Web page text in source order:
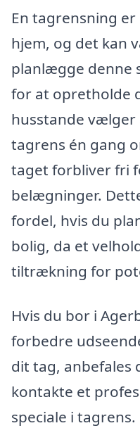
En tagrensning
hjem, og det kan
planlægge denne
for at opretholde
husstande
tagrens én gang
taget forbliver fri
belægninger.
fordel, hvis du
bolig, da et
tiltrækning for
Hvis du bor i
forbedre
dit tag, anbefales
kontakte et
speciale i